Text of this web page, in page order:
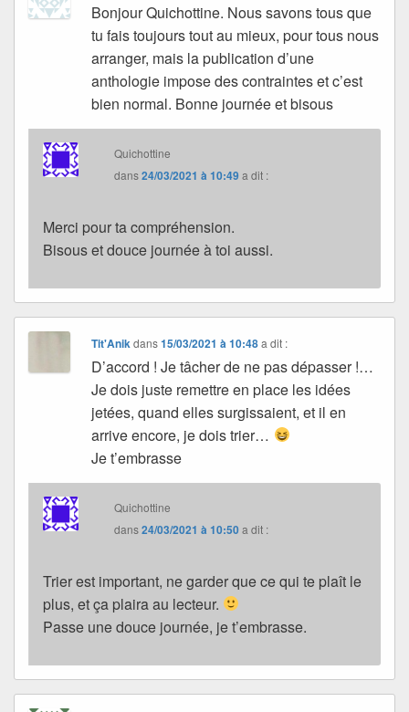
Bonjour Quichottine. Nous savons tous que
tu fais toujours tout au mieux, pour tous nous
arranger, mais la publication d’une
anthologie impose des contraintes et c’est
bien normal. Bonne journée et bisous
Quichottine
dans24/03/2021 à 10:49a dit :
Merci pour ta compréhension.
Bisous et douce journée à toi aussi.
Tit'Anik dans15/03/2021 à 10:48 a dit :
D’accord ! Je tâcher de ne pas dépasser !…
Je dois juste remettre en place les idées
jetées, quand elles surgissaient, et il en
arrive encore, je dois trier…
Je t’embrasse
Quichottine
dans24/03/2021 à 10:50a dit :
Trier est important, ne garder que ce qui te plaît le
plus, et ça plaira au lecteur.
Passe une douce journée, je t’embrasse.